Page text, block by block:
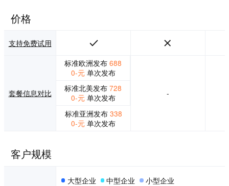
1、使审查和编辑变
材：通过我们的全
价格
支持免费试用
套餐信息对比
标准欧洲发布 688
0-元单次发布
标准北美发布 728
0-元单次发布
标准亚洲发布 338
0-元 单次发布
-
客户规模
大型企业 中型企业 小型企业